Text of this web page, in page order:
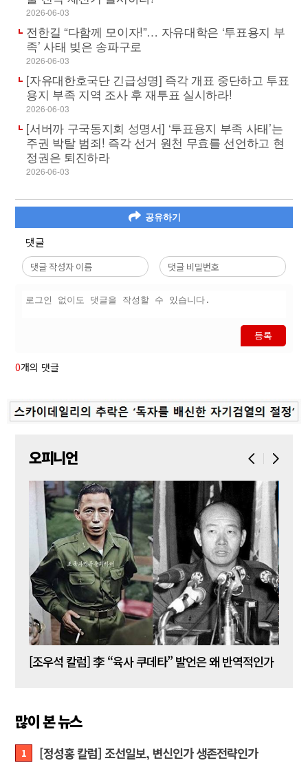
2026-06-03
전한길 “다함께 모이자!”… 자유대학은 ‘투표용지 부
족’ 사태 빚은 송파구로
2026-06-03
[자유대한호국단 긴급성명] 즉각 개표 중단하고 투표
용지 부족 지역 조사 후 재투표 실시하라!
2026-06-03
[서버까 구국동지회 성명서] ‘투표용지 부족 사태’는
주권 박탈 범죄! 즉각 선거 원천 무효를 선언하고 현
정권은 퇴진하라
2026-06-03
공유하기
댓글
등록
0개의 댓글
오피니언
[조우석 칼럼] 李 “육사 쿠데타” 발언은 왜 반역적인가
많이 본 뉴스
1 [정성홍 칼럼] 조선일보, 변신인가 생존전략인가